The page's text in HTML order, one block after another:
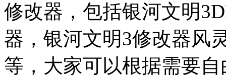
修改器，包括银河文明
器，银河文明3修改器风
等，大家可以根据需要